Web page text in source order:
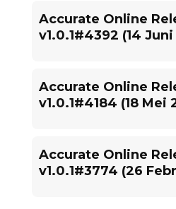
Accurate Online
v1.0.1#4392 (14
Accurate Online
v1.0.1#4184 (18 Mei
Accurate Online
v1.0.1#3774 (26